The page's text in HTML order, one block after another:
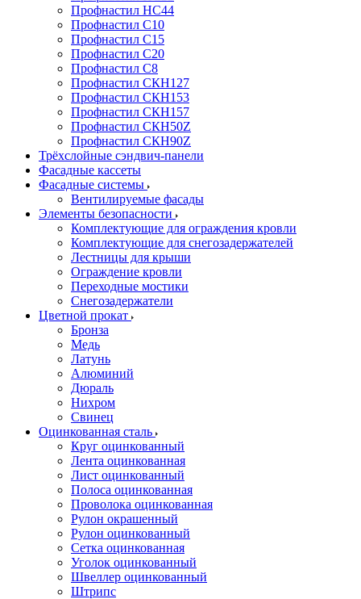
Профнастил НС44
Профнастил С10
Профнастил С15
Профнастил С20
Профнастил С8
Профнастил СКН127
Профнастил СКН153
Профнастил СКН157
Профнастил СКН50Z
Профнастил СКН90Z
Трёхслойные сэндвич-панели
Фасадные кассеты
Фасадные системы
Вентилируемые фасады
Элементы безопасности
Комплектующие для ограждения кровли
Комплектующие для снегозадержателей
Лестницы для крыши
Ограждение кровли
Переходные мостики
Снегозадержатели
Цветной прокат
Бронза
Медь
Латунь
Алюминий
Дюраль
Нихром
Свинец
Оцинкованная сталь
Круг оцинкованный
Лента оцинкованная
Лист оцинкованный
Полоса оцинкованная
Проволока оцинкованная
Рулон окрашенный
Рулон оцинкованный
Сетка оцинкованная
Уголок оцинкованный
Швеллер оцинкованный
Штрипс